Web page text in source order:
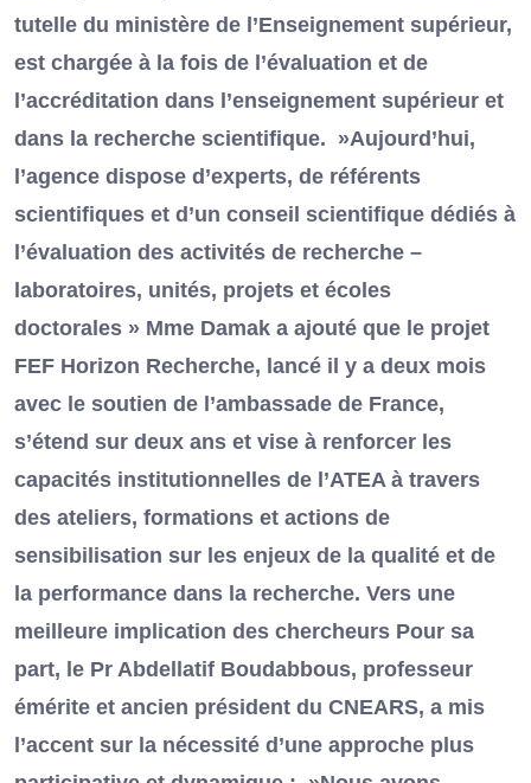
tutelle du ministère de l’Enseignement supérieur,
est chargée à la fois de l’évaluation et de
l’accréditation dans l’enseignement supérieur et
dans la recherche scientifique. »Aujourd’hui,
l’agence dispose d’experts, de référents
scientifiques et d’un conseil scientifique dédiés à
l’évaluation des activités de recherche –
laboratoires, unités, projets et écoles
doctorales » Mme Damak a ajouté que le projet
FEF Horizon Recherche, lancé il y a deux mois
avec le soutien de l’ambassade de France,
s’étend sur deux ans et vise à renforcer les
capacités institutionnelles de l’ATEA à travers
des ateliers, formations et actions de
sensibilisation sur les enjeux de la qualité et de
la performance dans la recherche. Vers une
meilleure implication des chercheurs Pour sa
part, le Pr Abdellatif Boudabbous, professeur
émérite et ancien président du CNEARS, a mis
l’accent sur la nécessité d’une approche plus